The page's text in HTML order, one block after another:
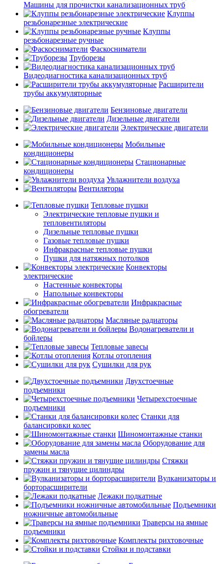
Машины для прочистки канализационных труб
Клуппы
резьбонарезные электрические
Клуппы
резьбонарезные ручные
Фаскосниматели
Труборезы
Видеодиагностика канализационных труб
Расширители
трубы аккумуляторные
Бензиновые двигатели
Дизельные двигатели
Электрические двигатели
Мобильные
кондиционеры
Стационарные
кондиционеры
Увлажнители воздуха
Вентиляторы
Тепловые пушки
Электрические тепловые пушки и
тепловентиляторы
Дизельные тепловые пушки
Газовые тепловые пушки
Инфракрасные тепловые пушки
Пушки для натяжных потолков
Конвекторы
электрические
Настенные конвекторы
Напольные конвекторы
Инфракрасные
обогреватели
Масляные радиаторы
Водонагреватели и
бойлеры
Тепловые завесы
Котлы отопления
Сушилки для рук
Двухстоечные
подъемники
Четырехстоечные
подъемники
Станки для
балансировки колес
Шиномонтажные станки
Оборудование для
замены масла
Стяжки
пружин и тянущие цилиндры
Вулканизаторы и
борторасширители
Лежаки подкатные
Подъемники
ножничные автомобильные
Траверсы на ямные
подъемники
Комплекты рихтовочные
Стойки и подставки